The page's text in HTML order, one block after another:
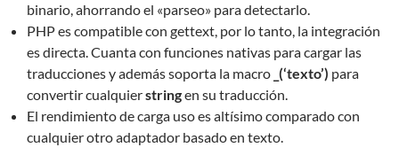
binario, ahorrando el «parseo» para detectarlo.
PHP es compatible con gettext, por lo tanto, la integración
es directa. Cuanta con funciones nativas para cargar las
traducciones y además soporta la macro _(‘texto’) para
convertir cualquierstringen su traducción.
El rendimiento de carga uso es altísimo comparado con
cualquier otro adaptador basado en texto.